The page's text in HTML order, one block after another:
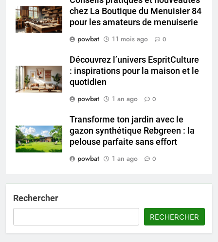
chez La Boutique du Menuisier 84
pour les amateurs de menuiserie
powbat
11 mois ago 0
Découvrez l’univers EspritCulture
: inspirations pour la maison et le
quotidien
powbat
1 an ago 0
Transforme ton jardin avec le
gazon synthétique Rebgreen : la
pelouse parfaite sans effort
powbat
1 an ago 0
Rechercher
RECHERCHER